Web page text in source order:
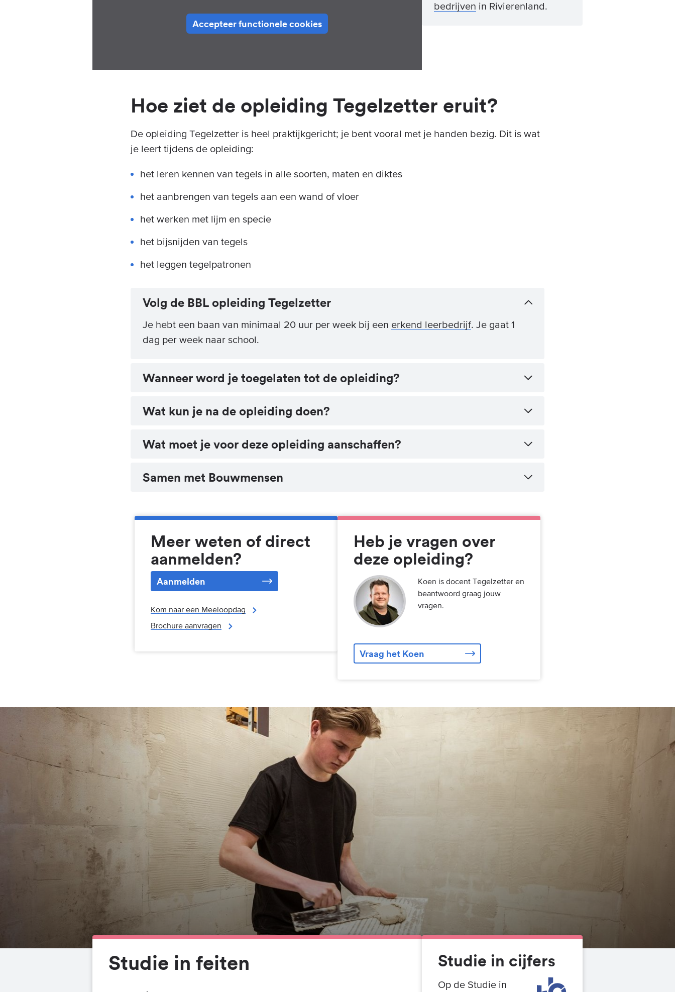
Accepteer functionele cookies
bedrijven in Rivierenland.
Hoe ziet de opleiding Tegelzetter eruit?
De opleiding Tegelzetter is heel praktijkgericht; je bent vooral met je handen bezig. Dit is wat
je leert tijdens de opleiding:
het leren kennen van tegels in alle soorten, maten en diktes
het aanbrengen van tegels aan een wand of vloer
het werken met lijm en specie
het bijsnijden van tegels
het leggen tegelpatronen
Volg de BBL opleiding Tegelzetter
Je hebt een baan van minimaal 20 uur per week bij een erkend leerbedrijf. Je gaat 1
dag per week naar school.
Wanneer word je toegelaten tot de opleiding?
Wat kun je na de opleiding doen?
Wat moet je voor deze opleiding aanschaffen?
Samen met Bouwmensen
Meer weten of direct
aanmelden?
Aanmelden
Kom naar een Meeloopdag
Brochure aanvragen
Heb je vragen over
deze opleiding?
Koen is docent Tegelzetter en
beantwoord graag jouw
vragen.
Vraag het Koen
Studie in feiten Studie in cijfers
Op de Studie in